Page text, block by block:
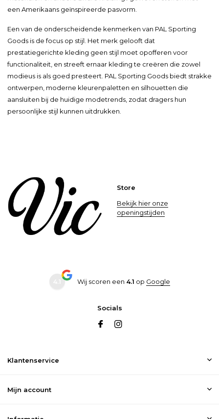
een Amerikaans geïnspireerde pasvorm.
Een van de onderscheidende kenmerken van PAL Sporting
Goods is de focus op stijl. Het merk gelooft dat
prestatiegerichte kleding geen stijl moet opofferen voor
functionaliteit, en streeft ernaar kleding te creëren die zowel
modieus is als goed presteert. PAL Sporting Goods biedt strakke
ontwerpen, moderne kleurenpaletten en silhouetten die
aansluiten bij de huidige modetrends, zodat dragers hun
persoonlijke stijl kunnen uitdrukken.
Store
Bekijk hier onze
openingstijden
Wij scoren een 4.1 op Google
Socials
Klantenservice
Mijn account